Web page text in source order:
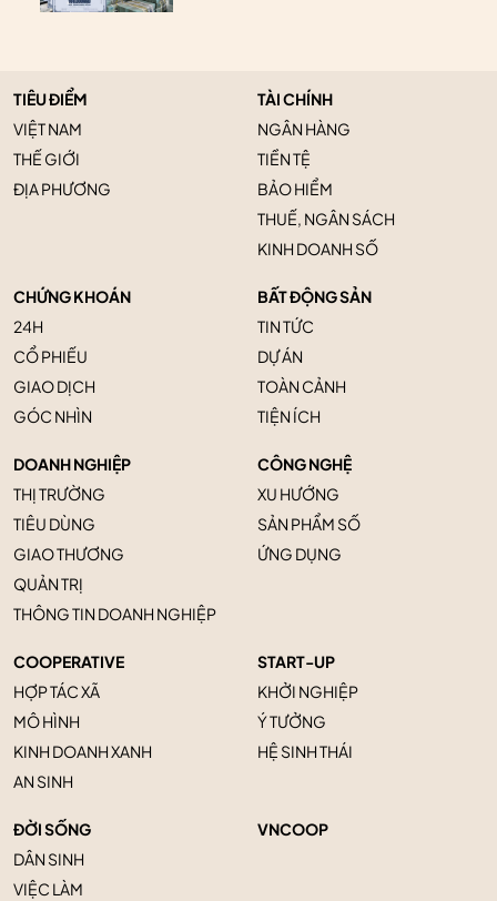
TIÊU ĐIỂM
VIỆT NAM
THẾ GIỚI
ĐỊA PHƯƠNG
TÀI CHÍNH
NGÂN HÀNG
TIỀN TỆ
BẢO HIỂM
THUẾ, NGÂN SÁCH
KINH DOANH SỐ
CHỨNG KHOÁN
24H
CỔ PHIẾU
GIAO DỊCH
GÓC NHÌN
BẤT ĐỘNG SẢN
TIN TỨC
DỰ ÁN
TOÀN CẢNH
TIỆN ÍCH
DOANH NGHIỆP
THỊ TRƯỜNG
TIÊU DÙNG
GIAO THƯƠNG
QUẢN TRỊ
THÔNG TIN DOANH NGHIỆP
CÔNG NGHỆ
XU HƯỚNG
SẢN PHẨM SỐ
ỨNG DỤNG
COOPERATIVE
HỢP TÁC XÃ
MÔ HÌNH
KINH DOANH XANH
AN SINH
START-UP
KHỞI NGHIỆP
Ý TƯỞNG
HỆ SINH THÁI
ĐỜI SỐNG
DÂN SINH
VIỆC LÀM
VNCOOP